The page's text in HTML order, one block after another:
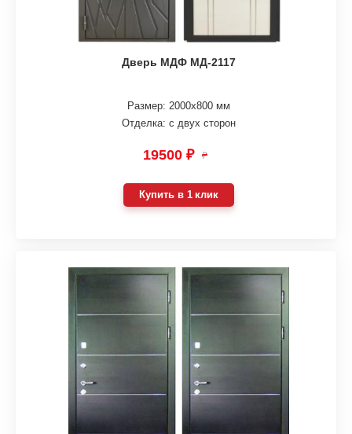
Дверь МДФ МД-2117
Размер: 2000х800 мм
Отделка: с двух сторон
19500 ₽ ₽
Купить в 1 клик